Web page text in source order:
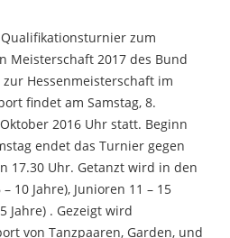
zum
Meisterschaft 2017 des Bund
Hessenmeisterschaft im
findet am Samstag, 8.
2016 Uhr statt. Beginn
endet das Turnier gegen
17.30 Uhr. Getanzt wird in den
10 Jahre), Junioren 11 – 15
Jahre) . Gezeigt wird
von Tanzpaaren, Garden, und